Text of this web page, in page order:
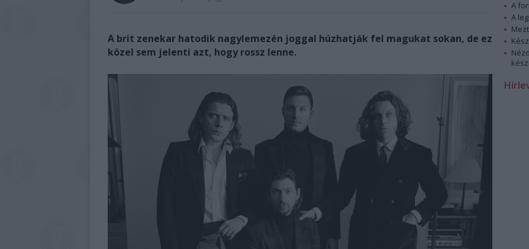
A brit zenekar hatodik nagylemezén joggal húzhatják fel magukat sokan, de ez
közel sem jelenti azt, hogy rossz lenne.
A
A